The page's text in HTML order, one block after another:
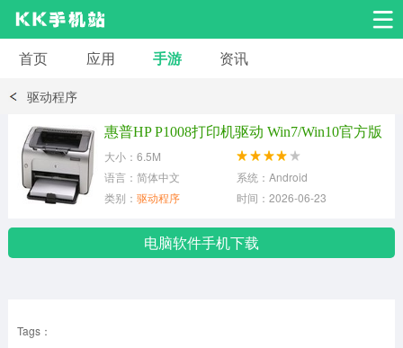
安卓应用
小说漫画
首页 应用 手游 资讯
驱动程序
惠普HP P1008打印机驱动 Win7/Win10官方版
大小：6.5M
语言：简体中文
系统：Android
类别： 驱动程序 时间：2026-06-23
电脑软件手机下载
Tags：